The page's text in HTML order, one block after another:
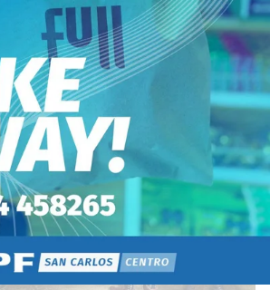
logra costos mínimos en tests de
pierde terreno en precisión frente a